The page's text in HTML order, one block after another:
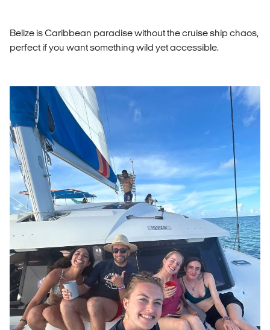
Belize is Caribbean paradise without the cruise ship chaos,
perfect if you want something wild yet accessible.